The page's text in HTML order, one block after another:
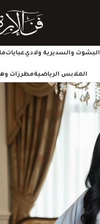
البشوت والسديرية ولاديعبايات
الملابس الرياضيةمطرزات